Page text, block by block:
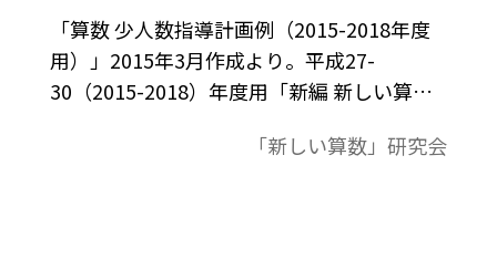
「算数 少人数指導計画例（2015-2018年度
用）」2015年3月作成より。平成27-
30（2015-2018）年度用「新編 新しい算
「新しい算数」研究会